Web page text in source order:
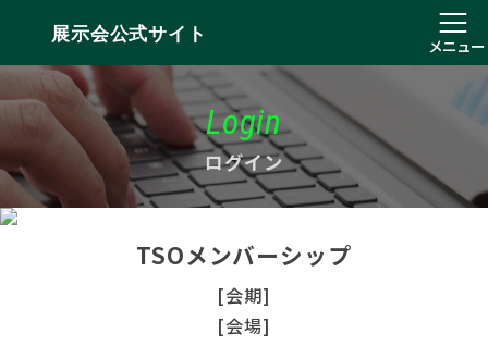
展示会公式サイト
メニュー
Login
ログイン
TSOメンバーシップ
[会期]
[会場]